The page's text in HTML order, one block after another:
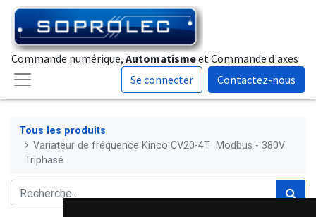
Commande numérique, Automatismeet Commande d'axes
Se connecter
Contactez-nous
Tous les produits
Variateur de fréquence Kinco CV20-4T Modbus - 380V
Triphasé